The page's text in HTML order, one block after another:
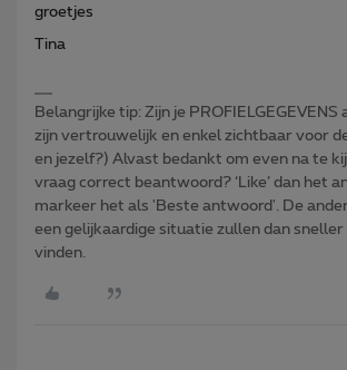
groetjes
Tina
Belangrijke tip: Zijn je PROFIELGEGEVENS
zijn vertrouwelijk en enkel zichtbaar voor
en jezelf?) Alvast bedankt om even na te
vraag correct beantwoord? ‘Like’ dan het
markeer het als 'Beste antwoord'. De
een gelijkaardige situatie zullen dan sneller
vinden.